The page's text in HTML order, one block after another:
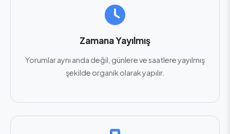
Zamana Yayılmış
Yorumlar aynı anda değil, günlere ve saatlere yayılmış
şekilde organik olarak yapılır.